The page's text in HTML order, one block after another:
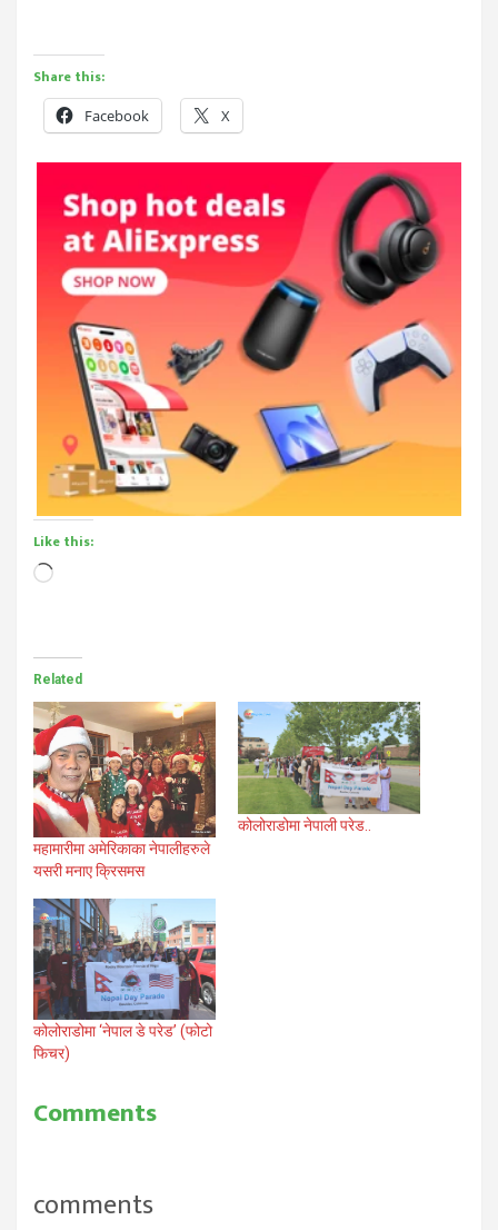
Share this:
Facebook X
Like this:
Loading…
Related
महामारीमा अमेरिकाका नेपालीहरुले
यसरी मनाए क्रिसमस
कोलोराडोमा नेपाली परेड..
कोलोराडोमा ‘नेपाल डे परेड’ (फोटो
फिचर)
Comments
comments